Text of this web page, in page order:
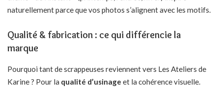
naturellement parce que vos photos s’alignent avec les motifs.
Qualité & fabrication : ce qui différencie la
marque
Pourquoi tant de scrappeuses reviennent vers Les Ateliers de
Karine ? Pour la qualité d’usinage et la cohérence visuelle.